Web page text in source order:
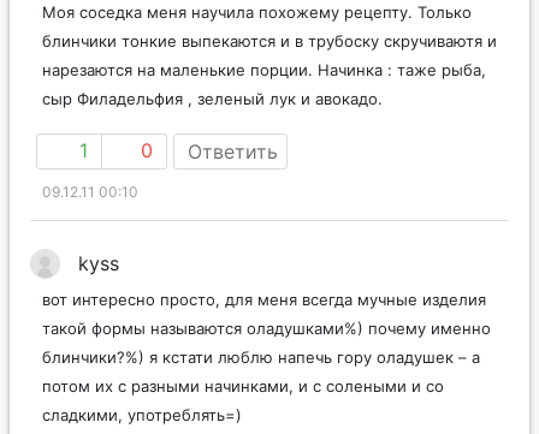
Моя соседка меня научила похожему рецепту. Только
блинчики тонкие выпекаются и в трубоску скручиваютя и
нарезаются на маленькие порции. Начинка : таже рыба,
сыр Филадельфия , зеленый лук и авокадо.
1 0 Ответить
09.12.11 00:10
kyss
вот интересно просто, для меня всегда мучные изделия
такой формы называются оладушками%) почему именно
блинчики?%) я кстати люблю напечь гору оладушек – а
потом их с разными начинками, и с солеными и со
сладкими, употреблять=)